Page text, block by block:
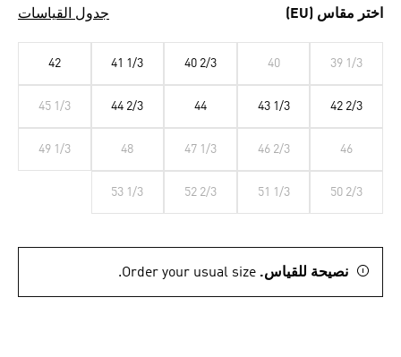
اختر مقاس (EU) جدول القياسات
39 1/3
40
40 2/3
41 1/3
42
42 2/3
43 1/3
44
44 2/3
45 1/3
46
46 2/3
47 1/3
48
49 1/3
50 2/3
51 1/3
52 2/3
53 1/3
نصيحة للقياس. Order your usual size.